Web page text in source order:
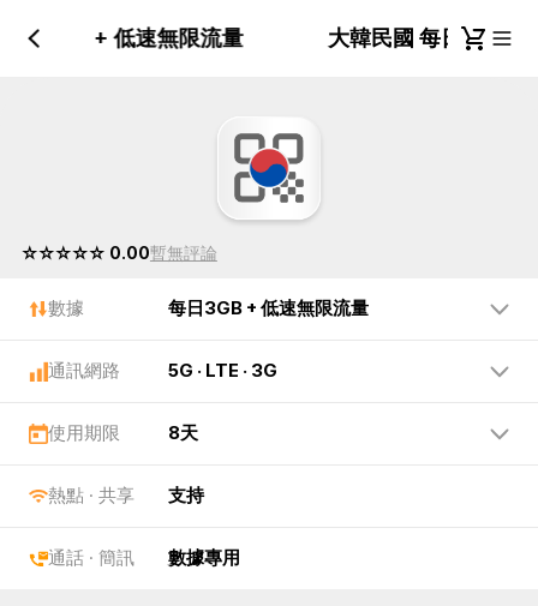
日3GB + 低速無限流量 大韓民國 每日3GB
☆☆☆☆☆ 0.00暫無評論
數據 每日3GB + 低速無限流量
通訊網路 5G · LTE · 3G
使用期限 8天
熱點 · 共享 支持
通話 · 簡訊 數據專用